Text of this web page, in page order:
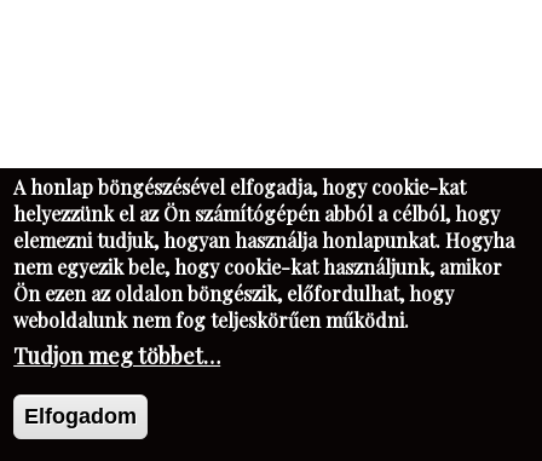
A honlap böngészésével elfogadja, hogy cookie-kat
helyezzünk el az Ön számítógépén abból a célból, hogy
elemezni tudjuk, hogyan használja honlapunkat. Hogyha
nem egyezik bele, hogy cookie-kat használjunk, amikor
Ön ezen az oldalon böngészik, előfordulhat, hogy
weboldalunk nem fog teljeskörűen működni.
Tudjon meg többet…
Elfogadom